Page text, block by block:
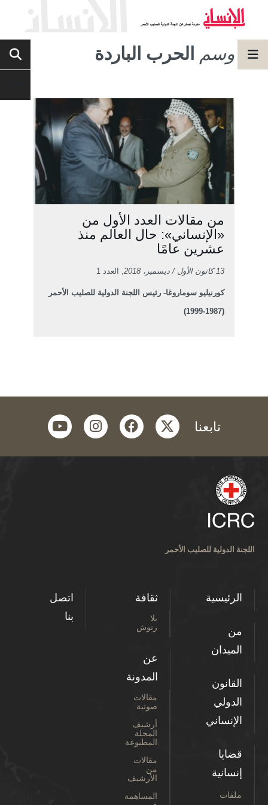
وسم الحرب الباردة
من مقالات العدد الأول من
«الإنساني»: حال العالم منذ
عشرين عامًا
13 كانون الأول / ديسمبر، 2018 , العدد 1
كورنيليو سوماروغا- رئيس اللجنة الدولية للصليب الأحمر
(1987-1999)
تابعنا twitter
facebook
instagram
youtube
اللجنة الدولية للصليب الأحمر
الرئيسية
من
الميدان
القانون
الدولي
الإنساني
قضايا
إنسانية
ملفات
ثقافة
بلا
رتوش
عن
المدونة
مقالات
صوتية
أرشيف
المجلة
المطبوعة
مقالات
من
الأرشيف
المساهمة
اتصل
بنا